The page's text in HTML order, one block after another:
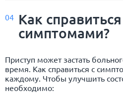
04 Как
симптомами?
Приступ может застать
время. Как справиться с
каждому. Чтобы улучшить
необходимо: